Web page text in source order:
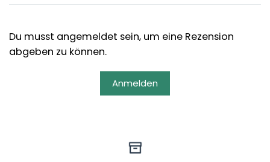
Du musst angemeldet sein, um eine Rezension
abgeben zu können.
Anmelden